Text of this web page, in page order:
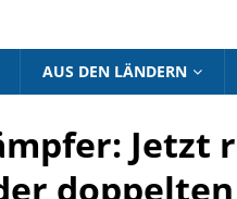
AUS DEN LÄNDERN
Jetzt